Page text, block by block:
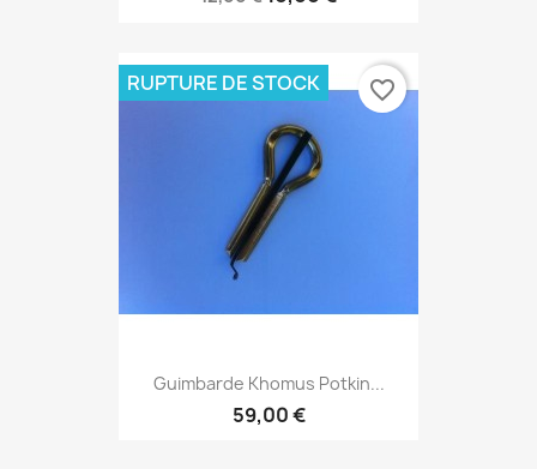
Guimbarde Khomus Potkin...
59,00 €
RUPTURE DE STOCK favorite_border